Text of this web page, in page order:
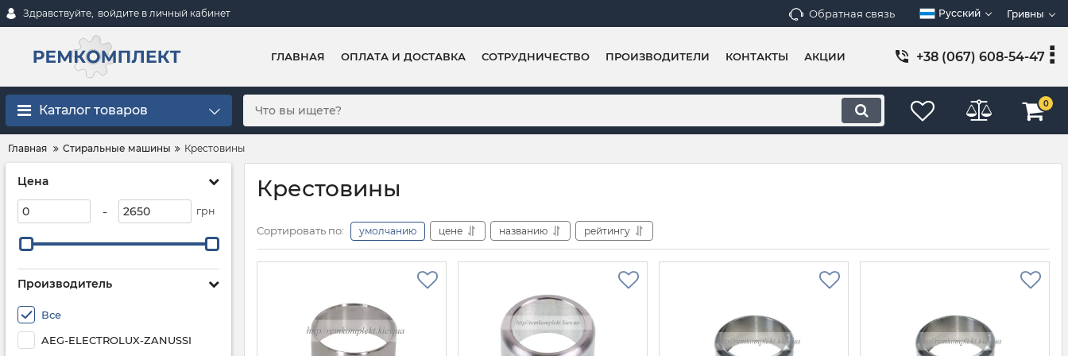
Здравствуйте, войдите в личный кабинет Обратная связь Русский Гривны
ГЛАВНАЯ ОПЛАТА И ДОСТАВКА СОТРУДНИЧЕСТВО ПРОИЗВОДИТЕЛИ КОНТАКТЫ АКЦИИ +38 (067) 608-54-47
Каталог товаров 0
Главная Стиральные машины Крестовины
Цена
- грн
Производитель
Все
AEG-ELECTROLUX-ZANUSSI
Крестовины
Сортировать по: умолчанию цене названию рейтингу